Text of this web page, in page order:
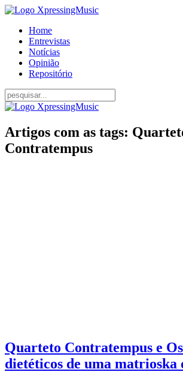
Home
Entrevistas
Notícias
Opinião
Repositório
Artigos com as tags:
Contratempus
Quarteto Contratempus e
dietéticos de uma matrioska